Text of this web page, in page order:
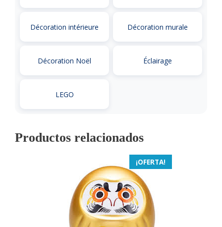
Décoration intérieure Décoration murale
Décoration Noël Éclairage
LEGO
Productos relacionados
¡OFERTA!